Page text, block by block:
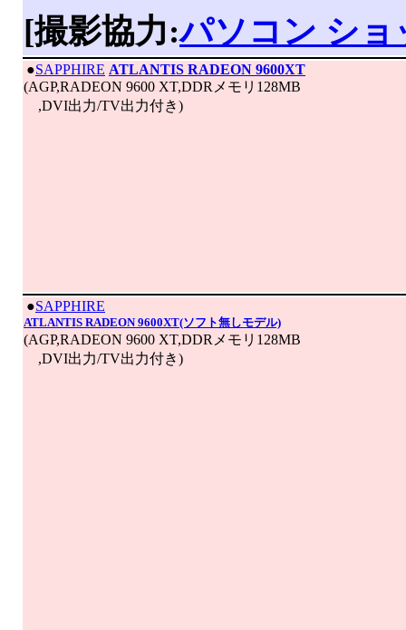
[撮影協力:パソコン ショ
●SAPPHIRE ATLANTIS RADEON 9600XT
(AGP,RADEON 9600 XT,DDRメモリ128MB
,DVI出力/TV出力付き)
●SAPPHIRE
ATLANTIS RADEON 9600XT(ソフト無しモデル)
(AGP,RADEON 9600 XT,DDRメモリ128MB
,DVI出力/TV出力付き)